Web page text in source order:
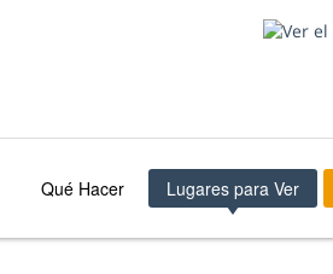
Qué Hacer Lugares para Ver